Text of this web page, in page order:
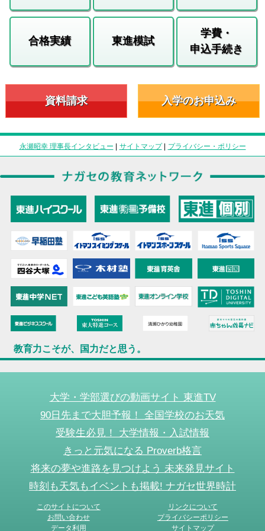
合格実績 東進模試
学費・
申込手続き
資料請求 入学のお申込み
永瀬昭幸 理事長インタビュー | サイトマップ| プライバシー・ポリシー
教育力こそが、国力だと思う。
大学・学部選びの動画サイト 東進TV
90日先まで大胆予報！ 全国学校のお天気
受験生必見！ 大学情報・入試情報
きっと元気になる Proverb格言
将来の夢や進路を見つけよう 未来発見サイト
時刻も天気もイベントも掲載! ナガセ世界時計
このサイトについて
リンクについて
お問い合わせ
プライバシーポリシー
データ利用
サイトマップ